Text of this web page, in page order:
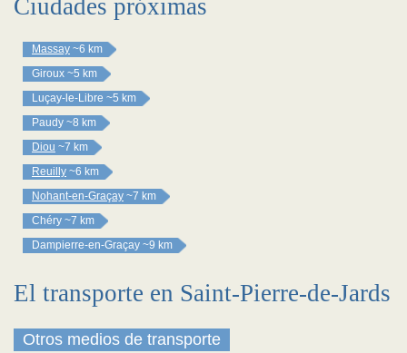
Ciudades próximas
Massay ~6 km
Giroux ~5 km
Luçay-le-Libre ~5 km
Paudy ~8 km
Diou ~7 km
Reuilly ~6 km
Nohant-en-Graçay ~7 km
Chéry ~7 km
Dampierre-en-Graçay ~9 km
El transporte en Saint-Pierre-de-Jards
Otros medios de transporte